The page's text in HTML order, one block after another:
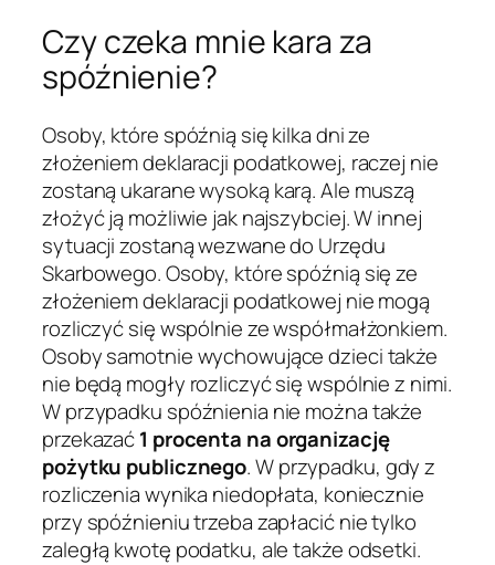
Czy czeka mnie kara za
spóźnienie?
Osoby, które spóźnią się kilka dni ze
złożeniem deklaracji podatkowej, raczej nie
zostaną ukarane wysoką karą. Ale muszą
złożyć ją możliwie jak najszybciej. W innej
sytuacji zostaną wezwane do Urzędu
Skarbowego. Osoby, które spóźnią się ze
złożeniem deklaracji podatkowej nie mogą
rozliczyć się wspólnie ze współmałżonkiem.
Osoby samotnie wychowujące dzieci także
nie będą mogły rozliczyć się wspólnie z nimi.
W przypadku spóźnienia nie można także
przekazać1 procenta na organizację
pożytku publicznego. W przypadku, gdy z
rozliczenia wynika niedopłata, koniecznie
przy spóźnieniu trzeba zapłacić nie tylko
zaległą kwotę podatku, ale także odsetki.